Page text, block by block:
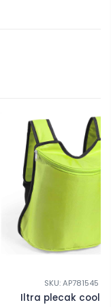
SKU: AP781545
Iltra plecak cool